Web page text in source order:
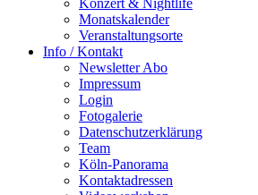
Konzert & Nightlife
Monatskalender
Veranstaltungsorte
Info / Kontakt
Newsletter Abo
Impressum
Login
Fotogalerie
Datenschutzerklärung
Team
Köln-Panorama
Kontaktadressen